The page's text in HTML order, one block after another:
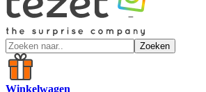
Zoeken
Winkelwagen